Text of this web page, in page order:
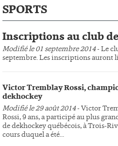
SPORTS
Inscriptions au club
Modifié le 01 septembre 2014- Le
septembre. Les inscriptions auront
Victor Tremblay Rossi,
dekhockey
Modifié le 29 août 2014- Victor
Rossi, 9 ans, a participé au plus
de dekhockey québécois, à Trois-
cours duquel a été...